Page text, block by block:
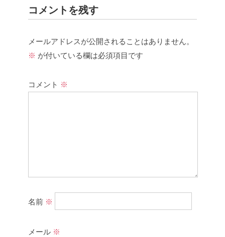
コメントを残す
メールアドレスが公開されることはありません。
※ が付いている欄は必須項目です
コメント ※
名前 ※
メール ※